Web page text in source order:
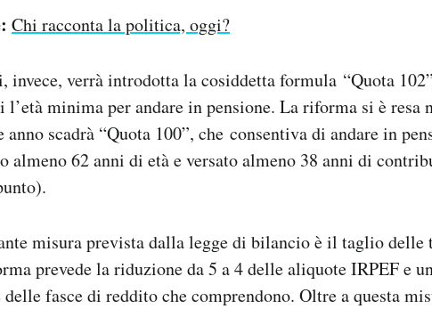
Chi racconta la politica, oggi?
invece, verrà introdotta la cosiddetta formula “Quota
l’età minima per andare in pensione. La riforma si è resa
scadrà “Quota 100”, che consentiva di andare in
almeno 62 anni di età e versato almeno 38 anni di
misura prevista dalla legge di bilancio è il taglio delle
prevede la riduzione da 5 a 4 delle aliquote IRPEF e
fasce di reddito che comprendono. Oltre a questa